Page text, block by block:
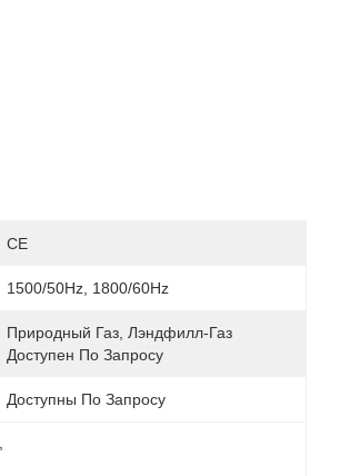
CE
1500/50Hz, 1800/60Hz
Природный Газ, Лэндфилл-Газ
Доступен По Запросу
Доступны По Запросу